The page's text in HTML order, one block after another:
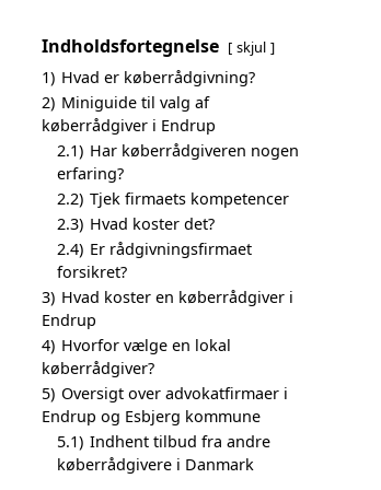
Indholdsfortegnelse skjul
1) Hvad er køberrådgivning?
2) Miniguide til valg af
køberrådgiver i Endrup
2.1) Har køberrådgiveren nogen
erfaring?
2.2) Tjek firmaets kompetencer
2.3) Hvad koster det?
2.4) Er rådgivningsfirmaet
forsikret?
3) Hvad koster en køberrådgiver i
Endrup
4) Hvorfor vælge en lokal
køberrådgiver?
5) Oversigt over advokatfirmaer i
Endrup og Esbjerg kommune
5.1) Indhent tilbud fra andre
køberrådgivere i Danmark